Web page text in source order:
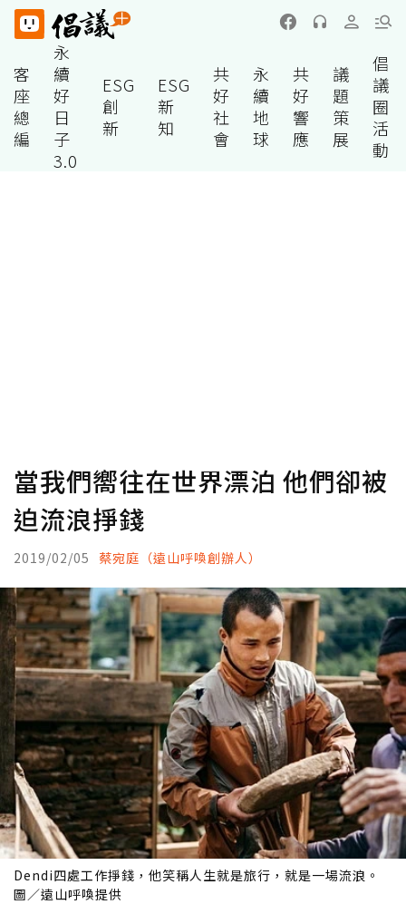
客
座
總
編
永
續
好
日
子
3.0
ESG
創
新
ESG
新
知
共
好
社
會
永
續
地
球
共
好
響
應
議
題
策
展
倡
議
圈
活
動
當我們嚮往在世界漂泊 他們卻被
迫流浪掙錢
2019/02/05 蔡宛庭（遠山呼喚創辦人）
Dendi四處工作掙錢，他笑稱人生就是旅行，就是一場流浪。
圖／遠山呼喚提供